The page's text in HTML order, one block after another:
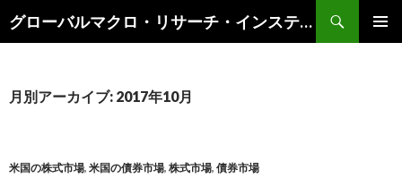
グローバルマクロ・リサーチ・インスティテュート
索
ン
キ
月別アーカイブ: 2017年10月
米国の株式市場, 米国の債券市場, 株式市場, 債券市場